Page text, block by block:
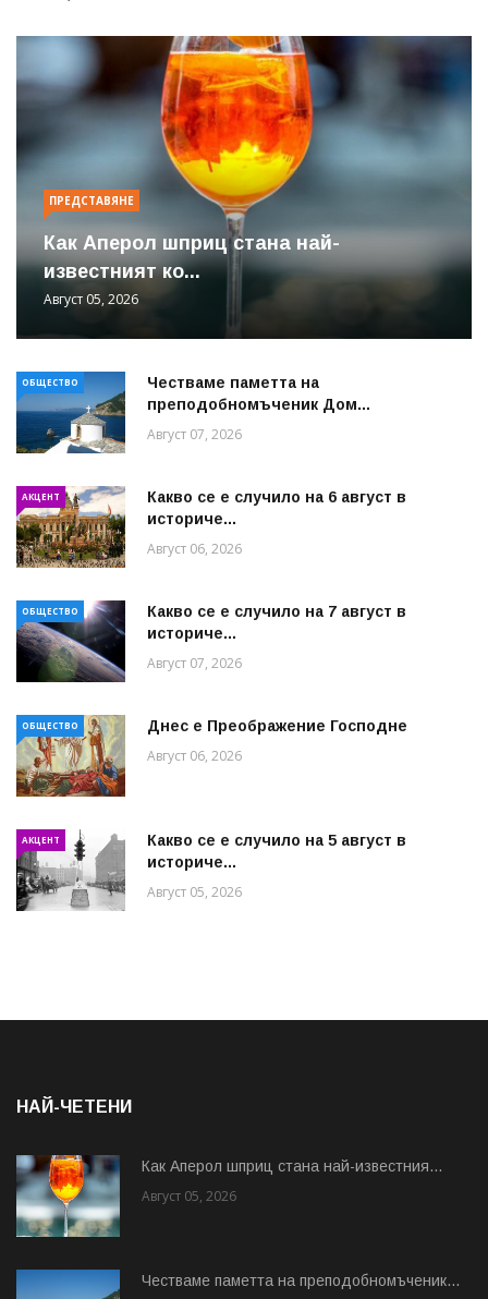
ПРЕДСТАВЯНЕ
Как Аперол шприц стана най-
известният ко...
Август 05, 2026
ОБЩЕСТВО
Честваме паметта на
преподобномъченик Дом...
Август 07, 2026
АКЦЕНТ
Какво се е случило на 6 август в
историче...
Август 06, 2026
ОБЩЕСТВО
Какво се е случило на 7 август в
историче...
Август 07, 2026
ОБЩЕСТВО Днес е Преображение Господне
Август 06, 2026
АКЦЕНТ
Какво се е случило на 5 август в
историче...
Август 05, 2026
НАЙ-ЧЕТЕНИ
Как Аперол шприц стана най-известния...
Август 05, 2026
Честваме паметта на преподобномъченик...